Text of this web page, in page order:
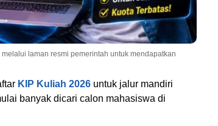
laman resmi pemerintah untuk mendapatkan
KIP Kuliah 2026 untuk jalur mandiri
banyak dicari calon mahasiswa di